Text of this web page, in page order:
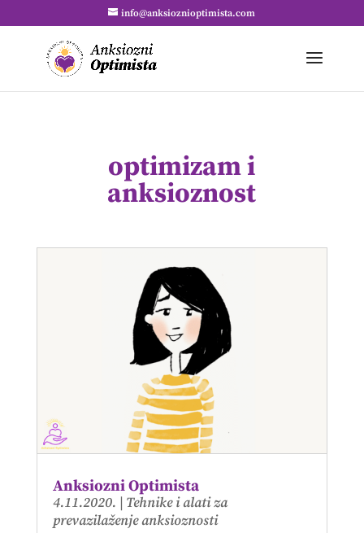
info@anksioznioptimista.com
optimizam i
anksioznost
Anksiozni Optimista
4.11.2020. | Tehnike i alati za
prevazilaženje anksioznosti